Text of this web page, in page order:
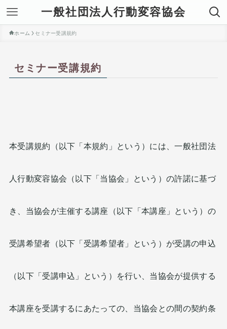
一般社団法人行動変容協会
ホーム セミナー受講規約
セミナー受講規約
本受講規約（以下「本規約」という）には、一般社団法
人行動変容協会（以下「当協会」という）の許諾に基づ
き、当協会が主催する講座（以下「本講座」という）の
受講希望者（以下「受講希望者」という）が受講の申込
（以下「受講申込」という）を行い、当協会が提供する
本講座を受講するにあたっての、当協会との間の契約条